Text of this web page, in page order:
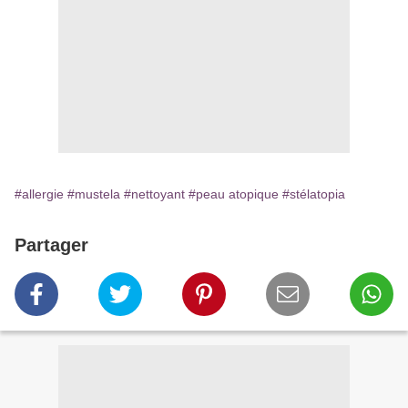
#allergie #mustela #nettoyant #peau atopique #stélatopia
Partager